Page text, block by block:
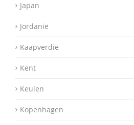
Japan
Jordanië
Kaapverdië
Kent
Keulen
Kopenhagen